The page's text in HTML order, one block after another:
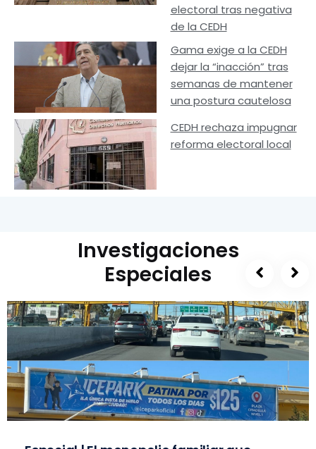
electoral tras negativa
de la CEDH
Gama exige a la CEDH
dejar la “inacción” tras
semanas de mantener
una postura cautelosa
CEDH rechaza impugnar
reforma electoral local
Investigaciones
Especiales